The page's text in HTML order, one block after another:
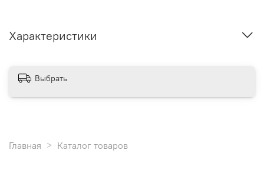
Характеристики
Выбрать
Главная Каталог товаров